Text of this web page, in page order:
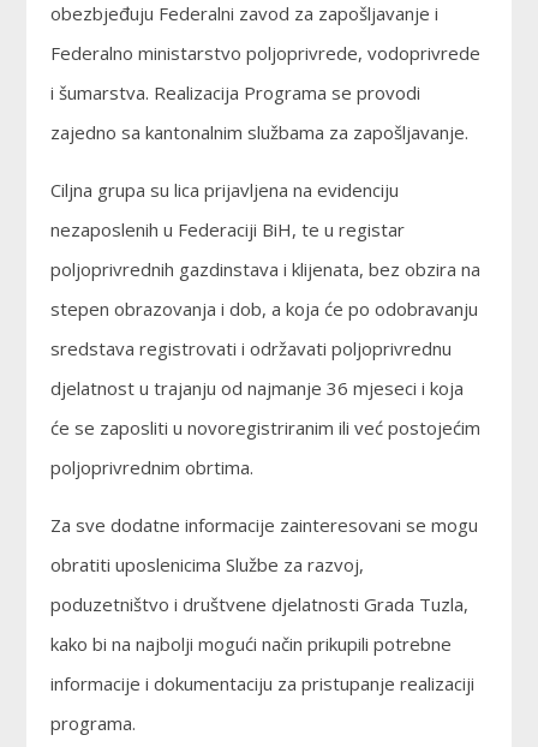
obezbjeđuju Federalni zavod za zapošljavanje i
Federalno ministarstvo poljoprivrede, vodoprivrede
i šumarstva. Realizacija Programa se provodi
zajedno sa kantonalnim službama za zapošljavanje.
Ciljna grupa su lica prijavljena na evidenciju
nezaposlenih u Federaciji BiH, te u registar
poljoprivrednih gazdinstava i klijenata, bez obzira na
stepen obrazovanja i dob, a koja će po odobravanju
sredstava registrovati i održavati poljoprivrednu
djelatnost u trajanju od najmanje 36 mjeseci i koja
će se zaposliti u novoregistriranim ili već postojećim
poljoprivrednim obrtima.
Za sve dodatne informacije zainteresovani se mogu
obratiti uposlenicima Službe za razvoj,
poduzetništvo i društvene djelatnosti Grada Tuzla,
kako bi na najbolji mogući način prikupili potrebne
informacije i dokumentaciju za pristupanje realizaciji
programa.